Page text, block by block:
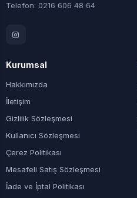
Telefon: 0216 606 48 64
Kurumsal
Hakkımızda
İletişim
Gizlilik Sözleşmesi
Kullanıcı Sözleşmesi
Çerez Politikası
Mesafeli Satış Sözleşmesi
İade ve İptal Politikası